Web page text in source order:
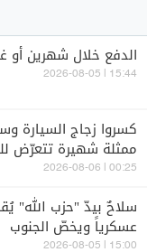
الدفع خلال شهرين أو
15:44 | 2026-08-05
كسروا زجاج السيارة
ممثلة شهيرة تتعرّض
البيضاء (فيديو)
00:25 | 2026-08-06
سلاحٌ بيدّ "حزب الله"
عسكرياً ويخصّ الجنوب
15:00 | 2026-08-05